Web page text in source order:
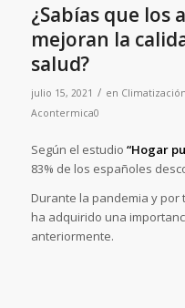
¿Sabías que los
mejoran la
salud?
julio 15, 2021 / en Climatización
Acontermica0
Según el estudio “Hogar
83% de los españoles
Durante la pandemia y por
ha adquirido una
anteriormente.